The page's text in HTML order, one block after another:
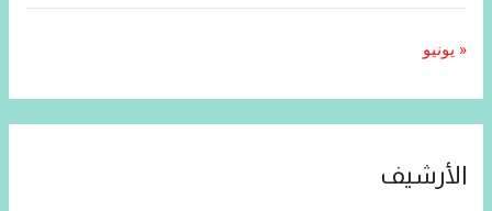
« يونيو
الأرشيف